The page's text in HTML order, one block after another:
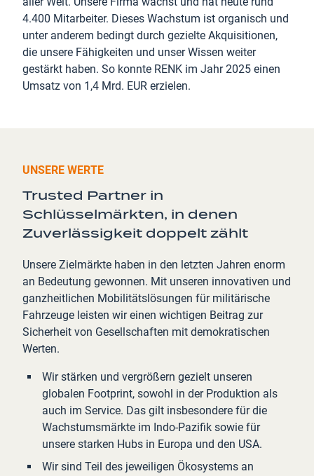
4.400 Mitarbeiter. Dieses Wachstum ist organisch und
unter anderem bedingt durch gezielte Akquisitionen,
die unsere Fähigkeiten und unser Wissen weiter
gestärkt haben. So konnte RENK im Jahr 2025 einen
Umsatz von 1,4 Mrd. EUR erzielen.
UNSERE WERTE
Trusted Partner in
Schlüsselmärkten, in denen
Zuverlässigkeit doppelt zählt
Unsere Zielmärkte haben in den letzten Jahren enorm
an Bedeutung gewonnen. Mit unseren innovativen und
ganzheitlichen Mobilitätslösungen für militärische
Fahrzeuge leisten wir einen wichtigen Beitrag zur
Sicherheit von Gesellschaften mit demokratischen
Werten.
Wir stärken und vergrößern gezielt unseren
globalen Footprint, sowohl in der Produktion als
auch im Service. Das gilt insbesondere für die
Wachstumsmärkte im Indo-Pazifik sowie für
unsere starken Hubs in Europa und den USA.
Wir sind Teil des jeweiligen Ökosystems an